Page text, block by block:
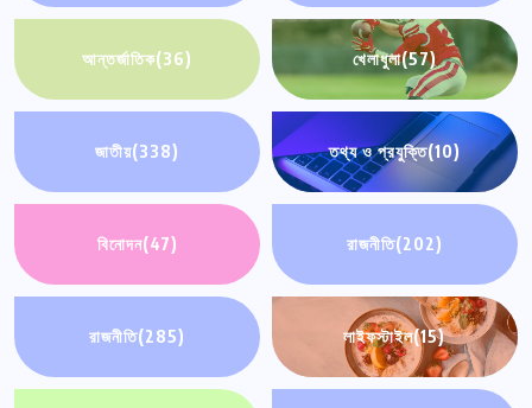
আন্তর্জাতিক(36) খেলাধুলা(57)
জাতীয়(338) তথ্য ও প্রযুক্তি(10)
বিনোদন(47) রাজনীতি(202)
রাজনীতি(285) লাইফস্টাইল(15)